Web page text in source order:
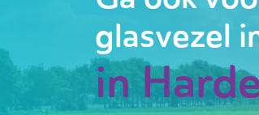
glasvezel
in